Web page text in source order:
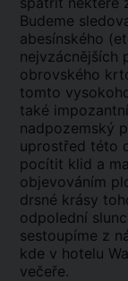
Budeme
abesínského
nejvzácnějších
obrovského
tomto
také
nadpozemský
uprostřed této
pocítit klid a
objevováním
drsné krásy
odpolední
sestoupíme z
kde v hotelu
večeře.